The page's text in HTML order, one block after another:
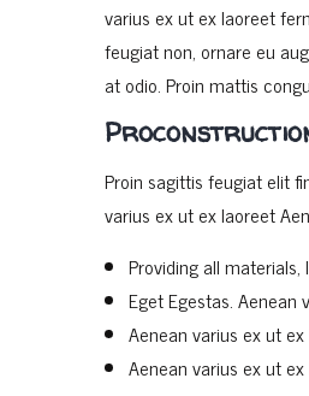
varius ex ut ex laoreet
feugiat non, ornare eu
at odio. Proin mattis
Proin sagittis feugiat elit
varius ex ut ex laoreet
Providing all
Eget Egestas. Aenean
Aenean varius ex ut
Aenean varius ex ut